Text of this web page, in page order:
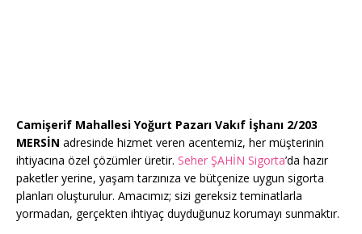
Camişerif Mahallesi Yoğurt Pazarı Vakıf İşhanı 2/203
MERSİN adresinde hizmet veren acentemiz, her müşterinin
ihtiyacına özel çözümler üretir. Seher ŞAHİN Sigorta’da hazır
paketler yerine, yaşam tarzınıza ve bütçenize uygun sigorta
planları oluşturulur. Amacımız; sizi gereksiz teminatlarla
yormadan, gerçekten ihtiyaç duyduğunuz korumayı sunmaktır.